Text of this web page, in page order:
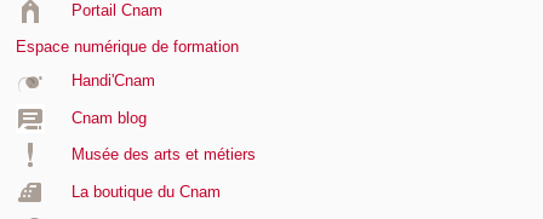
Portail Cnam
Espace numérique de formation
Handi'Cnam
Cnam blog
Musée des arts et métiers
La boutique du Cnam